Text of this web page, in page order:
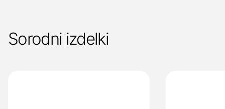
Sorodni izdelki